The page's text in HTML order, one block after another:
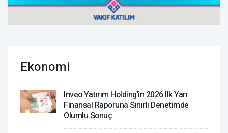
Ekonomi
Inveo Yatırım Holding'in 2026 Ilk Yarı
Finansal Raporuna Sınırlı Denetimde
Olumlu Sonuç